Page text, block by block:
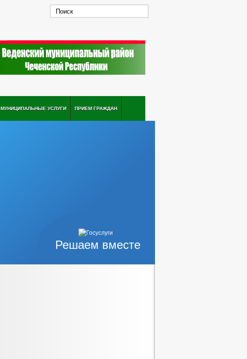
МУНИЦИПАЛЬНЫЕ УСЛУГИ ПРИЕМ ГРАЖДАН
Решаем вместе